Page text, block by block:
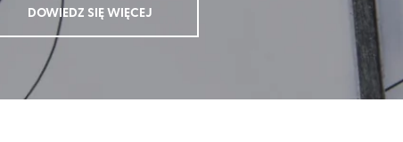
DOWIEDZ SIĘ WIĘCEJ